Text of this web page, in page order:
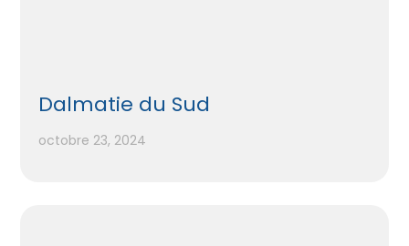
Dalmatie du Sud
octobre 23, 2024